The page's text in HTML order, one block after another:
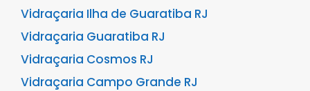
Vidraçaria Ilha de Guaratiba RJ
Vidraçaria Guaratiba RJ
Vidraçaria Cosmos RJ
Vidraçaria Campo Grande RJ